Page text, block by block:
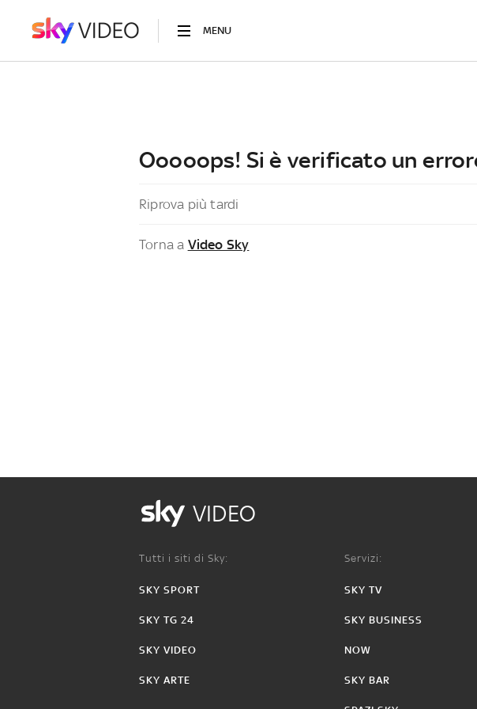
MENU
Ooooops! Si è verificato un
Riprova più tardi
Torna a Video Sky
VIDEO
Tutti i siti di Sky:
SKY SPORT
SKY TG 24
SKY VIDEO
SKY ARTE
Servizi:
SKY TV
SKY BUSINESS
NOW
SKY BAR